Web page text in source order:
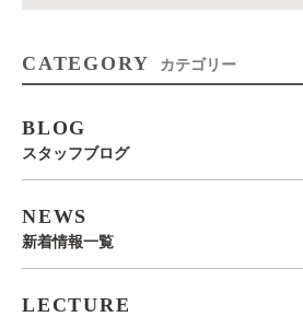
CATEGORY カテゴリー
BLOG
スタッフブログ
NEWS
新着情報一覧
LECTURE